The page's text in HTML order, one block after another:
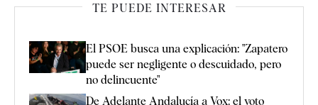
TE PUEDE INTERESAR
El PSOE busca una explicación: "Zapatero
puede ser negligente o descuidado, pero
no delincuente"
De Adelante Andalucía a Vox: el voto